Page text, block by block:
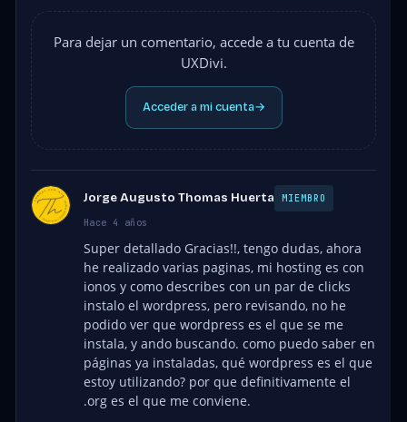
Para dejar un comentario, accede a tu cuenta de
UXDivi.
Acceder a mi cuenta→
Jorge Augusto Thomas Huerta MIEMBRO
Hace 4 años
Super detallado Gracias!!, tengo dudas, ahora
he realizado varias paginas, mi hosting es con
ionos y como describes con un par de clicks
instalo el wordpress, pero revisando, no he
podido ver que wordpress es el que se me
instala, y ando buscando. como puedo saber en
páginas ya instaladas, qué wordpress es el que
estoy utilizando? por que definitivamente el
.org es el que me conviene.